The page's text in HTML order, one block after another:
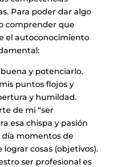
Para poder dar algo
comprender que
el autoconocimiento
y potenciarlo.
puntos flojos y
y humildad.
de mi “ser
esa chispa y pasión
día momentos de
lograr cosas (objetivos).
ser profesional es